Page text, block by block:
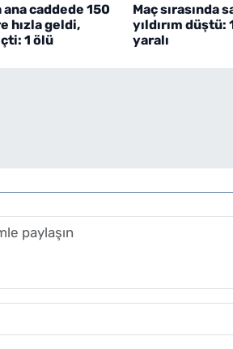
ana caddede 150
hızla geldi,
1 ölü
Maç sırasında
yıldırım düştü:
yaralı